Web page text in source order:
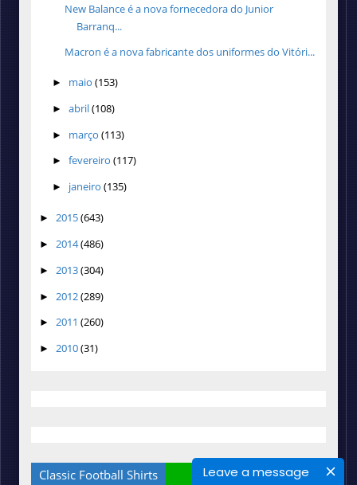
Leave a message
New Balance é a nova fornecedora do Junior
Barranq...
Macron é a nova fabricante dos uniformes do Vitóri...
► maio (153)
► abril(108)
► março (113)
► fevereiro (117)
► janeiro (135)
► 2015(643)
► 2014(486)
► 2013(304)
► 2012(289)
► 2011 (260)
► 2010(31)
Classic Football Shirts